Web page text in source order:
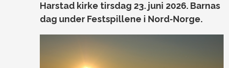
Harstad kirke tirsdag 23. juni 2026. Barnas
dag under Festspillene i Nord-Norge.